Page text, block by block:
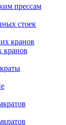
прессам
стоек
кранов
кранов